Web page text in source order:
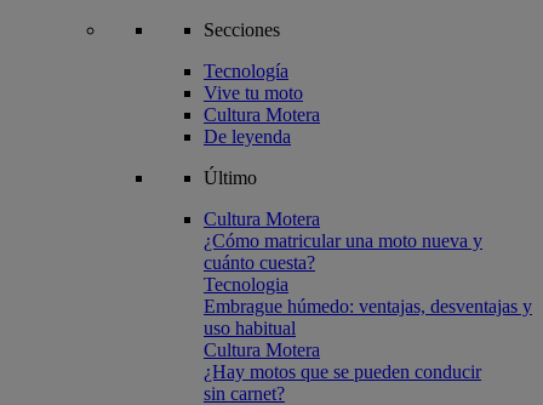
Secciones
Tecnología
Vive tu moto
Cultura Motera
De leyenda
Último
Cultura Motera
¿Cómo matricular una moto nueva y
cuánto cuesta?
Tecnologia
Embrague húmedo: ventajas, desventajas y
uso habitual
Cultura Motera
¿Hay motos que se pueden conducir
sin carnet?